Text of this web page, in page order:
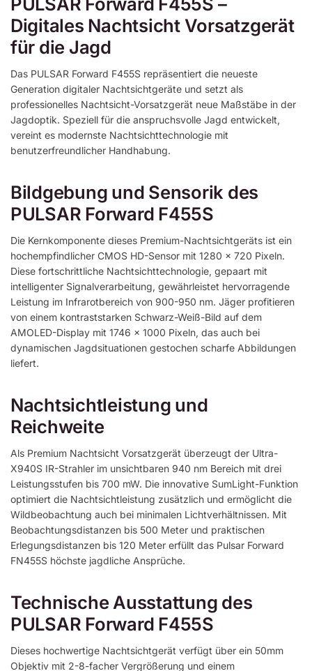
Digitales Nachtsicht Vorsatzgerät
für die Jagd
Das PULSAR Forward F455S repräsentiert die neueste
Generation digitaler Nachtsichtgeräte und setzt als
professionelles Nachtsicht-Vorsatzgerät neue Maßstäbe in der
Jagdoptik. Speziell für die anspruchsvolle Jagd entwickelt,
vereint es modernste Nachtsichttechnologie mit
benutzerfreundlicher Handhabung.
Bildgebung und Sensorik des
PULSAR Forward F455S
Die Kernkomponente dieses Premium-Nachtsichtgeräts ist ein
hochempfindlicher CMOS HD-Sensor mit 1280 x 720 Pixeln.
Diese fortschrittliche Nachtsichttechnologie, gepaart mit
intelligenter Signalverarbeitung, gewährleistet hervorragende
Leistung im Infrarotbereich von 900-950 nm. Jäger profitieren
von einem kontraststarken Schwarz-Weiß-Bild auf dem
AMOLED-Display mit 1746 x 1000 Pixeln, das auch bei
dynamischen Jagdsituationen gestochen scharfe Abbildungen
liefert.
Nachtsichtleistung und
Reichweite
Als Premium Nachtsicht Vorsatzgerät überzeugt der Ultra-
X940S IR-Strahler im unsichtbaren 940 nm Bereich mit drei
Leistungsstufen bis 700 mW. Die innovative SumLight-Funktion
optimiert die Nachtsichtleistung zusätzlich und ermöglicht die
Wildbeobachtung auch bei minimalen Lichtverhältnissen. Mit
Beobachtungsdistanzen bis 500 Meter und praktischen
Erlegungsdistanzen bis 120 Meter erfüllt das Pulsar Forward
FN455S höchste jagdliche Ansprüche.
Technische Ausstattung des
PULSAR Forward F455S
Dieses hochwertige Nachtsichtgerät verfügt über ein 50mm
Objektiv mit 2-8-facher Vergrößerung und einem